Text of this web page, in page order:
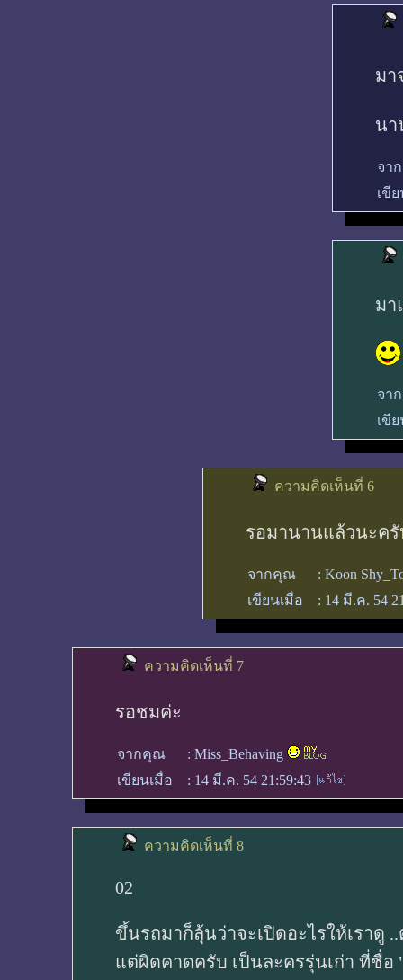
มา
นา
จา
เขี
มา
จา
เขี
ความคิดเห็นที่ 6
รอมานานแล้วนะค
จากคุณ : Koon
เขียนเมื่อ
: 14 มี.ค. 54
ความคิดเห็นที่ 7
รอชมค่ะ
จากคุณ : Miss_Behaving
เขียนเมื่อ
: 14 มี.ค. 54 21:59:43
ความคิดเห็นที่ 8
02
ขึ้นรถมาก็ลุ้นว่าจะเปิดอะไรให้เราดู
แต่ผิดคาดครับ เป็นละครรุ่นเก่า ที่ชื่